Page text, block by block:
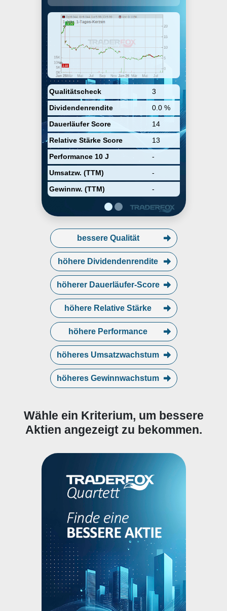
Qualitätscheck
3
Dividendenrendite
0.0 %
Dauerläufer Score
14
Relative Stärke Score
13
Performance 10 J
-
Umsatzw. (TTM)
-
Gewinnw. (TTM)
-
Darksiders, MX vs. ATV, Red
Faction, Titan Quest, Biomutant,
Wreckfest, Gothic and ELEX. The
company was founded by Bo Erik
Stenberg, Lars Eric Olof
Wingefors, Pelle Lundborg and
Mikael Broden in 2011 and is
Sweden.
bessere Qualität
höhere Dividendenrendite
höherer Dauerläufer-Score
höhere Relative Stärke
höhere Performance
höheres Umsatzwachstum
höheres Gewinnwachstum
Wähle ein Kriterium, um bessere
Aktien angezeigt zu bekommen.